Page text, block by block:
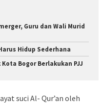
Guru dan Wali Murid
Hidup Sederhana
Bogor Berlakukan PJJ
suci Al- Qur’an oleh